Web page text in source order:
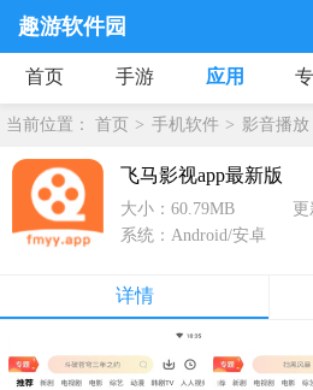
趣游软件园
首页 手游 应用
当前位置： 首页 手机软件 影音播放
飞马影视app最新版
大小：60.79MB
系统：Android/安卓
详情